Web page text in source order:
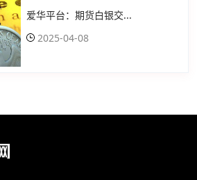
爱华平台：期货白银交...
2025-04-08